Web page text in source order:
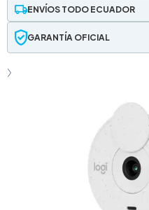
ENVÍOS TODO ECUADOR
GARANTÍA OFICIAL